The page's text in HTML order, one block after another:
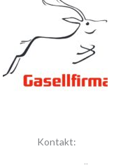
Kontakt: